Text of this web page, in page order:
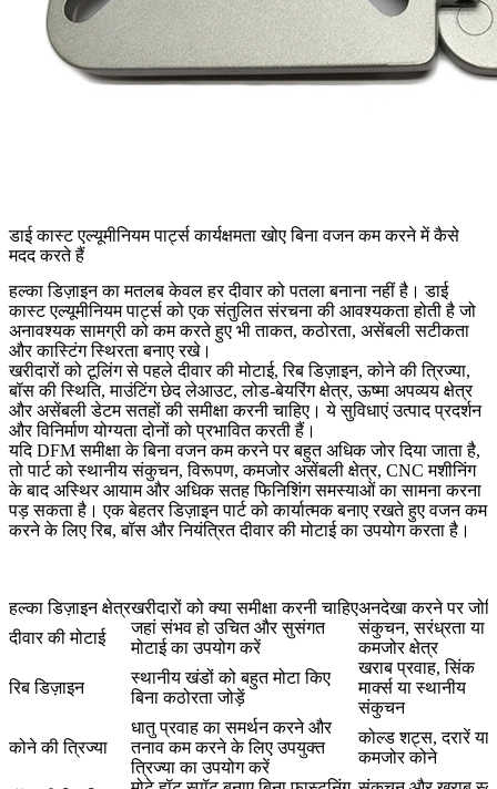
डाई कास्ट एल्यूमीनियम पार्ट्स कार्यक्षमता खोए बिना वजन कम करने में कैसे
मदद करते हैं
हल्का डिज़ाइन का मतलब केवल हर दीवार को पतला बनाना नहीं है। डाई
कास्ट एल्यूमीनियम पार्ट्स को एक संतुलित संरचना की आवश्यकता होती है जो
अनावश्यक सामग्री को कम करते हुए भी ताकत, कठोरता, असेंबली सटीकता
और कास्टिंग स्थिरता बनाए रखे।
खरीदारों को टूलिंग से पहले दीवार की मोटाई, रिब डिज़ाइन, कोने की त्रिज्या,
बॉस की स्थिति, माउंटिंग छेद लेआउट, लोड-बेयरिंग क्षेत्र, ऊष्मा अपव्यय क्षेत्र
और असेंबली डेटम सतहों की समीक्षा करनी चाहिए। ये सुविधाएं उत्पाद प्रदर्शन
और विनिर्माण योग्यता दोनों को प्रभावित करती हैं।
यदि DFM समीक्षा के बिना वजन कम करने पर बहुत अधिक जोर दिया जाता है,
तो पार्ट को स्थानीय संकुचन, विरूपण, कमजोर असेंबली क्षेत्र, CNC मशीनिंग
के बाद अस्थिर आयाम और अधिक सतह फिनिशिंग समस्याओं का सामना करना
पड़ सकता है। एक बेहतर डिज़ाइन पार्ट को कार्यात्मक बनाए रखते हुए वजन कम
करने के लिए रिब, बॉस और नियंत्रित दीवार की मोटाई का उपयोग करता है।
हल्का डिज़ाइन क्षेत्रखरीदारों को क्या समीक्षा करनी चाहिएअनदेखा करने पर
दीवार की मोटाई
जहां संभव हो उचित और सुसंगत
मोटाई का उपयोग करें
संकुचन, सरंध्रता या
कमजोर क्षेत्र
रिब डिज़ाइन
स्थानीय खंडों को बहुत मोटा किए
बिना कठोरता जोड़ें
खराब प्रवाह, सिंक
मार्क्स या स्थानीय
संकुचन
कोने की त्रिज्या
धातु प्रवाह का समर्थन करने और
तनाव कम करने के लिए उपयुक्त
त्रिज्या का उपयोग करें
कोल्ड शट्स, दरारें या
कमजोर कोने